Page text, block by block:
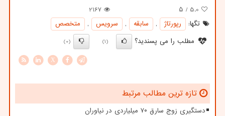
5.0 / ۵
2167
تگها:
رپورتاژ , سابقه , سرویس ,
متخصص
مطلب را می پسندید؟
(1)
(0)
X
تازه ترین مطالب مرتبط
دستگیری زوج سارق ۷۰ میلیاردی در نیاوران